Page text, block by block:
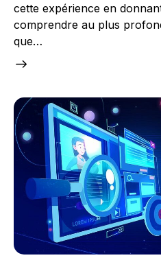
cette expérience en
comprendre au plus
que…